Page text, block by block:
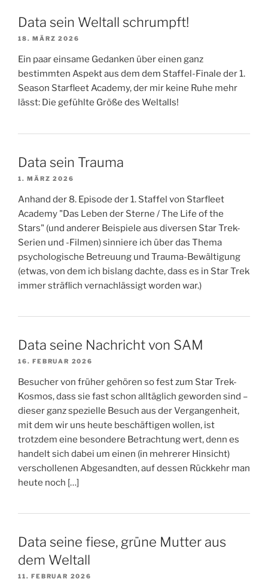
Data sein Weltall schrumpft!
18. MÄRZ 2026
Ein paar einsame Gedanken über einen ganz
bestimmten Aspekt aus dem dem Staffel-Finale der 1.
Season Starfleet Academy, der mir keine Ruhe mehr
lässt: Die gefühlte Größe des Weltalls!
Data sein Trauma
1. MÄRZ 2026
Anhand der 8. Episode der 1. Staffel von Starfleet
Academy "Das Leben der Sterne / The Life of the
Stars" (und anderer Beispiele aus diversen Star Trek-
Serien und -Filmen) sinniere ich über das Thema
psychologische Betreuung und Trauma-Bewältigung
(etwas, von dem ich bislang dachte, dass es in Star Trek
immer sträflich vernachlässigt worden war.)
Data seine Nachricht von SAM
16. FEBRUAR 2026
Besucher von früher gehören so fest zum Star Trek-
Kosmos, dass sie fast schon alltäglich geworden sind –
dieser ganz spezielle Besuch aus der Vergangenheit,
mit dem wir uns heute beschäftigen wollen, ist
trotzdem eine besondere Betrachtung wert, denn es
handelt sich dabei um einen (in mehrerer Hinsicht)
verschollenen Abgesandten, auf dessen Rückkehr man
heute noch […]
Data seine fiese, grüne Mutter aus
dem Weltall
11. FEBRUAR 2026